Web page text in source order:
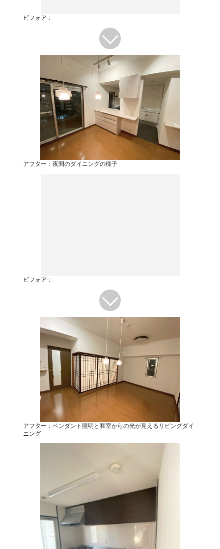
ビフォア：
アフター：夜間のダイニングの様子
ビフォア：
アフター：ペンダント照明と和室からの光が見えるリビングダイ
ニング